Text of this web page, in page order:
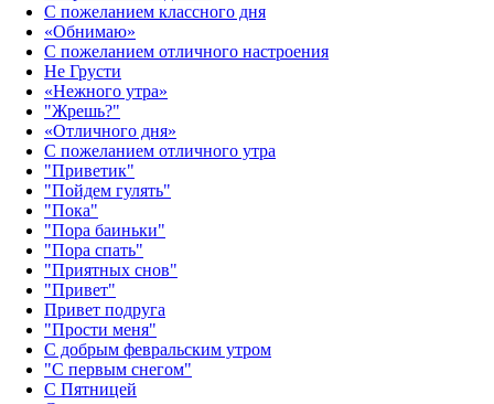
С пожеланием классного дня
«Обнимаю»
С пожеланием отличного настроения
Не Грусти
«Нежного утра»‎
"Жрешь?"
«Отличного дня»‎
С пожеланием отличного утра
"Приветик"
"Пойдем гулять"
"Пока"
"Пора баиньки"
"Пора спать"
"Приятных снов"
"Привет"
Привет подруга
"Прости меня"
С добрым февральским утром
"С первым снегом"
С Пятницей